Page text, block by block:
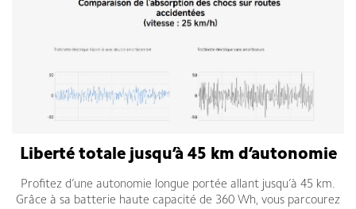
Liberté totale jusqu’à 45 km d’autonomie
Profitez d’une autonomie longue portée allant jusqu’à 45 km.
Grâce à sa batterie haute capacité de 360 Wh, vous parcourez